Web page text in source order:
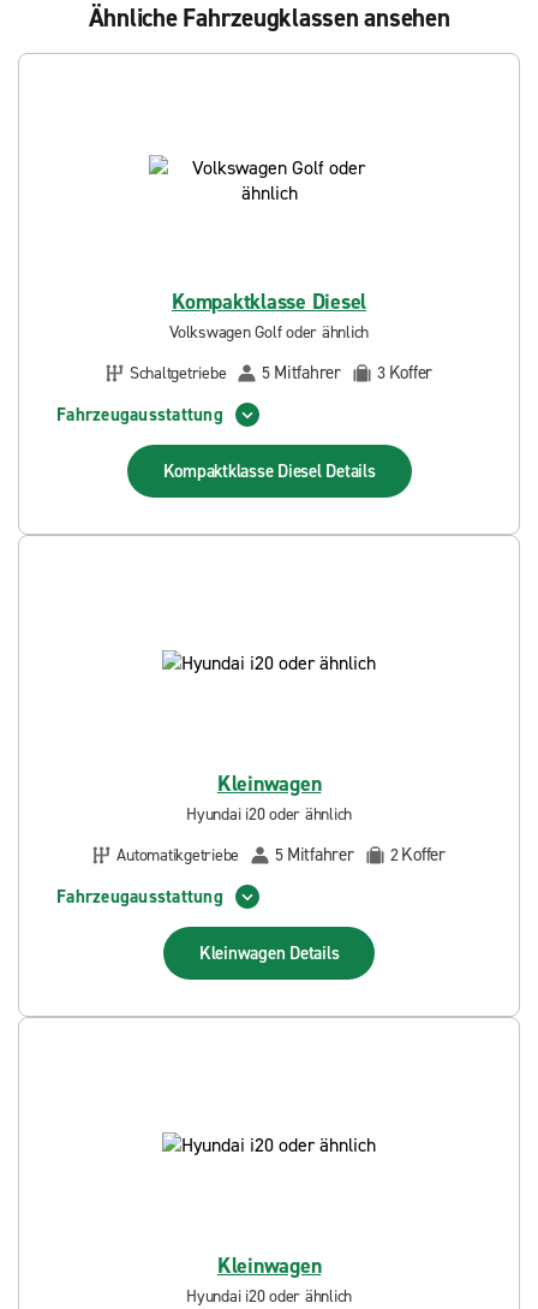
Ähnliche Fahrzeugklassen ansehen
Kompaktklasse Diesel
Volkswagen Golf oder ähnlich
Schaltgetriebe
5 Mitfahrer 3 Koffer
Fahrzeugausstattung
Kompaktklasse Diesel Details
Kleinwagen
Hyundai i20 oder ähnlich
Automatikgetriebe
5 Mitfahrer 2Koffer
Fahrzeugausstattung
Kleinwagen Details
Kleinwagen
Hyundai i20 oder ähnlich